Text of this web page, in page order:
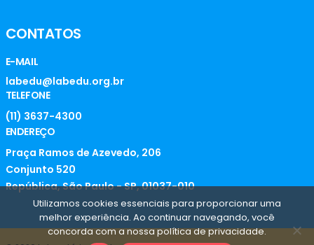
CONTATOS
E-MAIL
labedu@labedu.org.br
TELEFONE
(11) 3637-4300
ENDEREÇO
Praça Ramos de Azevedo, 206
Conjunto 520
República, São Paulo - SP, 01037-010
Utilizamos cookies essenciais para proporcionar uma
melhor experiência. Ao continuar navegando, você
concorda com a nossa política de privacidade.